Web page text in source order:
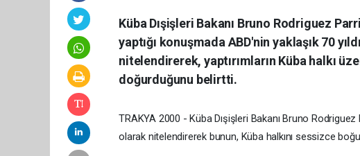
Küba Dışişleri Bakanı Bruno Rodriguez
yaptığı konuşmada ABD'nin yaklaşık 70
nitelendirerek, yaptırımların Küba halkı
doğurduğunu belirtti.
TRAKYA 2000 - Küba Dışişleri Bakanı Bruno
olarak nitelendirerek bunun, Küba halkını sessizce